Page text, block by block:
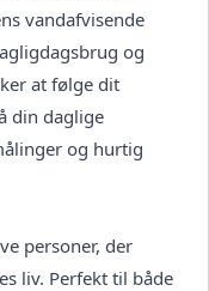
vandafvisende
og
at følge dit
din daglige
og hurtig
personer, der
liv. Perfekt til både